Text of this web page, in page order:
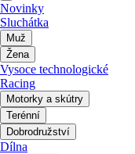
Novinky
Sluchátka
Muž
Žena
Vysoce technologické
Racing
Motorky a skútry
Terénní
Dobrodružství
Dílna